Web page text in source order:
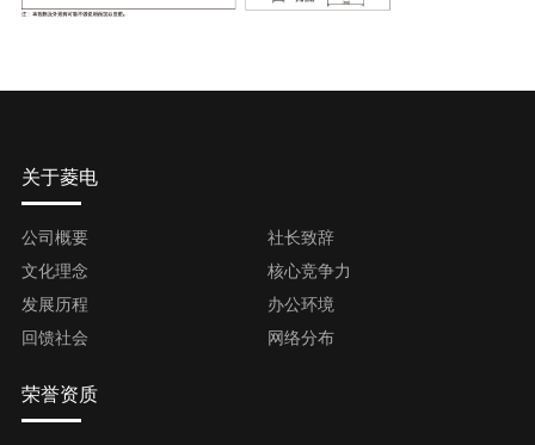
关于菱电
公司概要
社长致辞
文化理念
核心竞争力
发展历程
办公环境
回馈社会
网络分布
荣誉资质